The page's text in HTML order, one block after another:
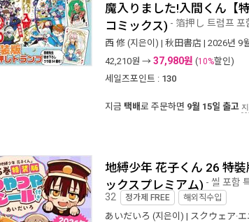
魔入りました!入間くん【
コミックス) - 箔押し 트럼프 포
西 修 (지은이) | 秋田書店 | 2026년 9
42,210원 → 37,980원 (10%할인)
세일즈포인트 : 130
지금 택배로 주문하면 9월 15일 출고
地縛少年 花子くん 26 特
ックスプレミアム) - 씰 포함
32 정가제 FREE 해외직수입
あいだいろ (지은이) | スクウェア·